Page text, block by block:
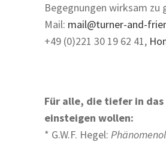
Begegnungen wirksam zu
Mail: mail@turner-and-
+49 (0)221 30 19 62 41,
Für alle, die tiefer in das
einsteigen wollen:
* G.W.F. Hegel: